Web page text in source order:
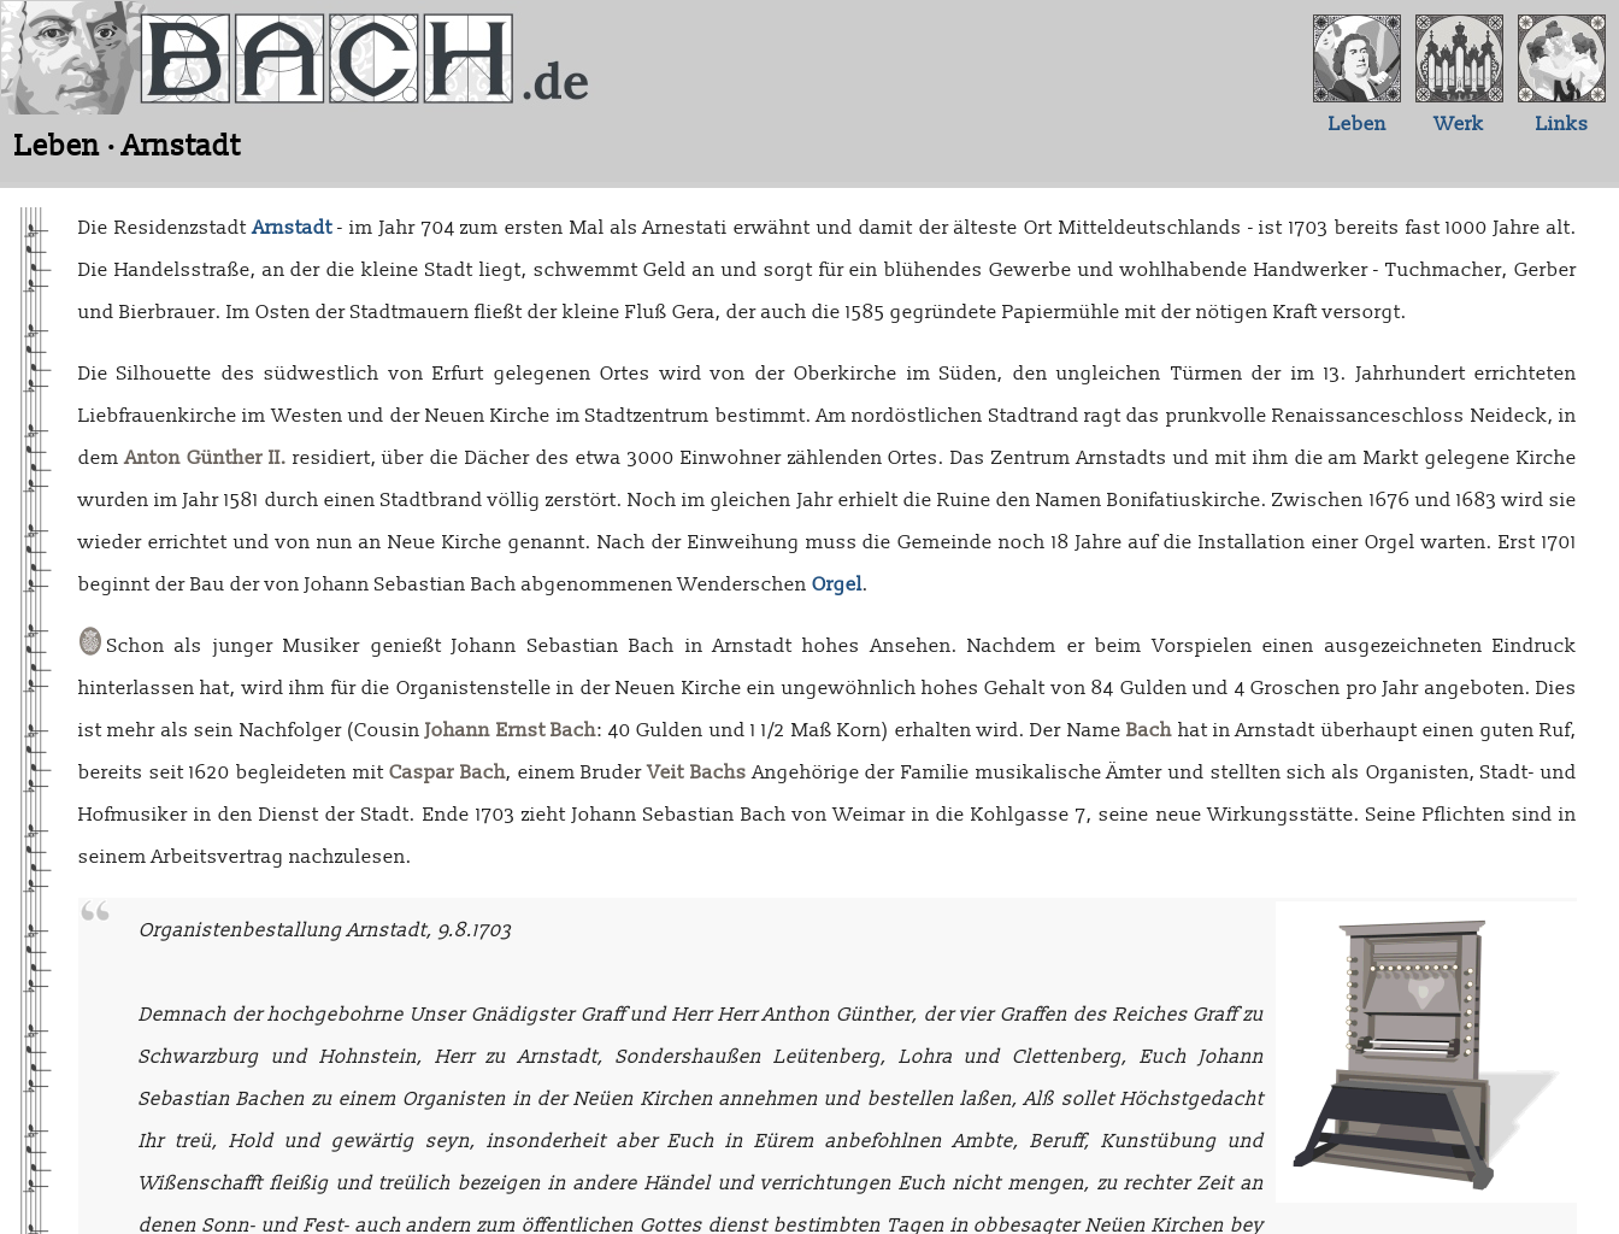
Leben · Arnstadt
Leben Werk Links
Die ResidenzstadtArnstadt- im Jahr 704 zum ersten Mal als Arnestati erwähnt und damit der älteste Ort Mitteldeutschlands - ist 1703 bereits fast 1000 Jahre alt.
Die Handelsstraße, an der die kleine Stadt liegt, schwemmt Geld an und sorgt für ein blühendes Gewerbe und wohlhabende Handwerker - Tuchmacher, Gerber
und Bierbrauer. Im Osten der Stadtmauern fließt der kleine Fluß Gera, der auch die 1585 gegründete Papiermühle mit der nötigen Kraft versorgt.
Die Silhouette des südwestlich von Erfurt gelegenen Ortes wird von der Oberkirche im Süden, den ungleichen Türmen der im 13. Jahrhundert errichteten
Liebfrauenkirche im Westen und der Neuen Kirche im Stadtzentrum bestimmt. Am nordöstlichen Stadtrand ragt das prunkvolle Renaissanceschloss Neideck, in
demAnton Günther II. residiert, über die Dächer des etwa 3000 Einwohner zählenden Ortes. Das Zentrum Arnstadts und mit ihm die am Markt gelegene Kirche
wurden im Jahr 1581 durch einen Stadtbrand völlig zerstört. Noch im gleichen Jahr erhielt die Ruine den Namen Bonifatiuskirche. Zwischen 1676 und 1683 wird sie
wieder errichtet und von nun an Neue Kirche genannt. Nach der Einweihung muss die Gemeinde noch 18 Jahre auf die Installation einer Orgel warten. Erst 1701
beginnt der Bau der von Johann Sebastian Bach abgenommenen Wenderschen Orgel.
Schon als junger Musiker genießt Johann Sebastian Bach in Arnstadt hohes Ansehen. Nachdem er beim Vorspielen einen ausgezeichneten Eindruck
hinterlassen hat, wird ihm für die Organistenstelle in der Neuen Kirche ein ungewöhnlich hohes Gehalt von 84 Gulden und 4 Groschen pro Jahr angeboten. Dies
ist mehr als sein Nachfolger (CousinJohann Ernst Bach: 40 Gulden und 1 1/2 Maß Korn) erhalten wird. Der NameBach hat in Arnstadt überhaupt einen guten Ruf,
bereits seit 1620 begleideten mitCaspar Bach, einem BruderVeit Bachs Angehörige der Familie musikalische Ämter und stellten sich als Organisten, Stadt- und
Hofmusiker in den Dienst der Stadt. Ende 1703 zieht Johann Sebastian Bach von Weimar in die Kohlgasse 7, seine neue Wirkungsstätte. Seine Pflichten sind in
seinem Arbeitsvertrag nachzulesen.
Organistenbestallung Arnstadt, 9.8.1703
Demnach der hochgebohrne Unser Gnädigster Graff und Herr Herr Anthon Günther, der vier Graffen des Reiches Graff zu
Schwarzburg und Hohnstein, Herr zu Arnstadt, Sondershaußen Leütenberg, Lohra und Clettenberg, Euch Johann
Sebastian Bachen zu einem Organisten in der Neüen Kirchen annehmen und bestellen laßen, Alß sollet Höchstgedacht
Ihr treü, Hold und gewärtig seyn, insonderheit aber Euch in Eürem anbefohlnen Ambte, Beruff, Kunstübung und
Wißenschafft fleißig und treülich bezeigen in andere Händel und verrichtungen Euch nicht mengen, zu rechter Zeit an
denen Sonn- und Fest- auch andern zum öffentlichen Gottes dienst bestimbten Tagen in obbesagter Neüen Kirchen bey